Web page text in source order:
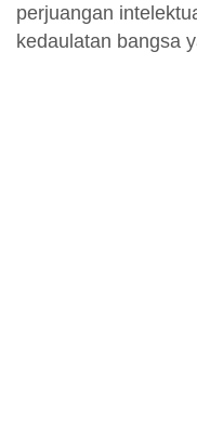
perjuangan
kedaulatan bangsa